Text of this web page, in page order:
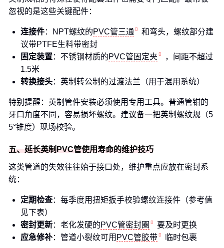
忽视的是这些关键配件：
连接件：NPT螺纹的PVC管三通
和弯头，螺纹部分建
议带PTFE生料带密封
固定装置：不锈钢材质的PVC管固定夹
，间距不超过
1.5米
转换接头：英制转公制的过渡法兰（用于混用系统）
特别提醒：英制管件安装必须使用专用工具。普通管钳的
牙口角度不同，容易损坏螺纹。建议备一把英制螺纹规（5
5°锥度）现场校验。
五、延长英制PVC管使用寿命的维护技巧
这类管道的失效往往始于接口处，维护重点应放在密封系
统：
定期检查：每季度用扭矩扳手校验螺纹连接件（参考值
见下表）
密封更新：老化发硬的PVC管密封圈
要及时更换
应急修补：管道小裂纹可用 PVC管胶带 临时包裹